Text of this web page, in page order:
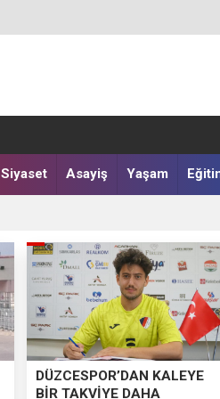
Siyaset Asayiş Yaşam
DÜZCESPOR’DAN KALEYE
BİR TAKVİYE DAHA